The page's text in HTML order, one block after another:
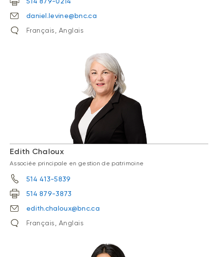
daniel.levine@bnc.ca
Français, Anglais
Edith Chaloux
Associée principale en gestion de patrimoine
514 413-5839
514 879-3873
edith.chaloux@bnc.ca
Français, Anglais